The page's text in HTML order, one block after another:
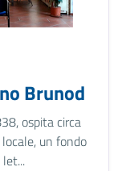
Brunod
ospita circa
un fondo